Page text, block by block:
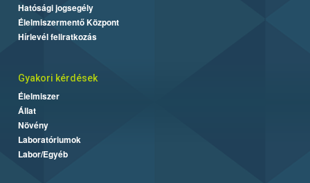
Hatósági jogsegély
Élelmiszermentő Központ
Hírlevél feliratkozás
Gyakori kérdések
Élelmiszer
Állat
Növény
Laboratóriumok
Labor/Egyéb